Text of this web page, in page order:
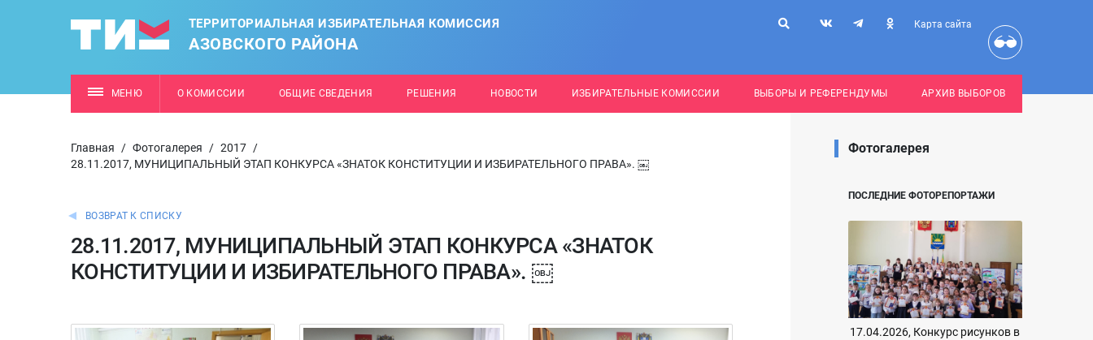
ТЕРРИТОРИАЛЬНАЯ ИЗБИРАТЕЛЬНАЯ КОМИССИЯ
АЗОВСКОГО РАЙОНА
Карта сайта
МЕНЮ О КОМИССИИ ОБЩИЕ СВЕДЕНИЯ РЕШЕНИЯ НОВОСТИ ИЗБИРАТЕЛЬНЫЕ КОМИССИИ ВЫБОРЫ И РЕФЕРЕНДУМЫ АРХИВ ВЫБОРОВ
Главная / Фотогалерея / 2017 /
28.11.2017, МУНИЦИПАЛЬНЫЙ ЭТАП КОНКУРСА «ЗНАТОК КОНСТИТУЦИИ И ИЗБИРАТЕЛЬНОГО ПРАВА». ￼
ВОЗВРАТ К СПИСКУ
28.11.2017, МУНИЦИПАЛЬНЫЙ ЭТАП КОНКУРСА «ЗНАТОК
КОНСТИТУЦИИ И ИЗБИРАТЕЛЬНОГО ПРАВА». ￼
Фотогалерея
ПОСЛЕДНИЕ ФОТОРЕПОРТАЖИ
17.04.2026, Конкурс рисунков в